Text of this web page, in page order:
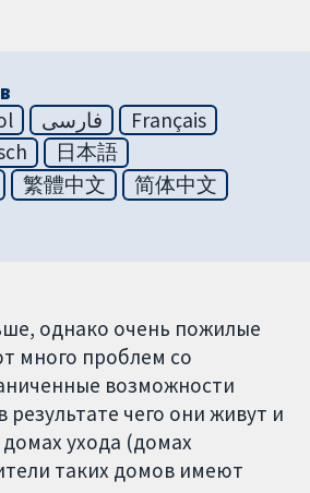
فارسی
Français
日本語
繁體中文
简体中文
однако очень пожилые
много проблем со
возможности
результате чего они живут и
ухода (домах
таких домов имеют